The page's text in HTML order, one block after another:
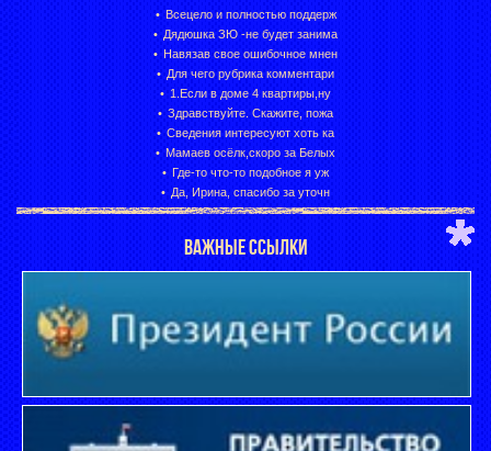
Всецело и полностью поддерж
Дядюшка ЗЮ -не будет занима
Навязав свое ошибочное мнен
Для чего рубрика комментари
1.Если в доме 4 квартиры,ну
Здравствуйте. Скажите, пожа
Сведения интересуют хоть ка
Мамаев осёлк,скоро за Белых
Где-то что-то подобное я уж
Да, Ирина, спасибо за уточн
ВАЖНЫЕ ССЫЛКИ